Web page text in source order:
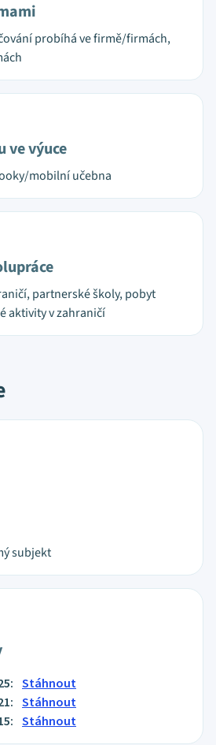
probíhá ve firmě/firmách,
ve výuce
mobilní učebna
partnerské školy, pobyt
aktivity v zahraničí
subjekt
Stáhnout
Stáhnout
Stáhnout